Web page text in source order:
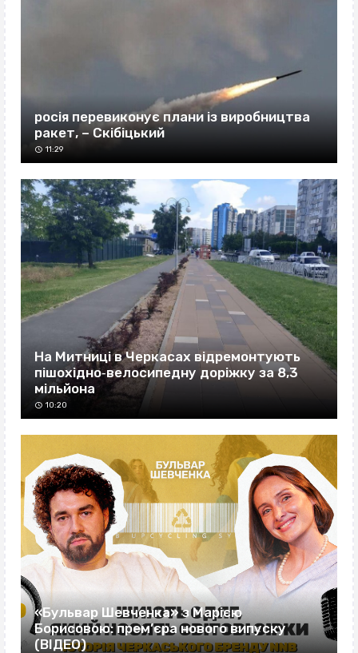
росія перевиконує плани із виробництва
ракет, – Скібіцький
11:29
На Митниці в Черкасах відремонтують
пішохідно‐велосипедну доріжку за 8,3
мільйона
10:20
«Бульвар Шевченка» з Марією
Борисовою: прем’єра нового випуску
(ВІДЕО)